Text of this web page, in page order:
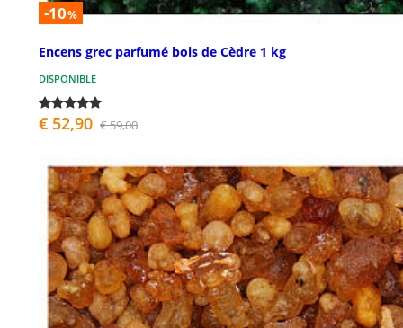
-10%
Encens grec parfumé bois de Cèdre 1 kg
DISPONIBLE
€ 52,90 € 59,00